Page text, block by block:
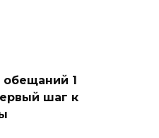
обещаний 1
шаг к